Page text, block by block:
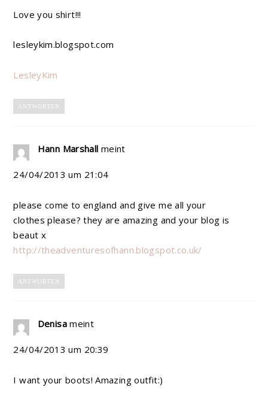
Love you shirt!!!
lesleykim.blogspot.com
LesleyKim
ANTWORTEN
Hann Marshall meint
24/04/2013 um 21:04
please come to england and give me all your
clothes please? they are amazing and your blog is
beaut x
http://theadventuresofhann.blogspot.co.uk/
ANTWORTEN
Denisa meint
24/04/2013 um 20:39
I want your boots! Amazing outfit:)